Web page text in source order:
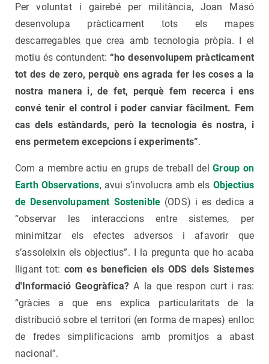
Per voluntat i gairebé per militància, Joan Masó
desenvolupa pràcticament tots els mapes
descarregables que crea amb tecnologia pròpia. I el
motiu és contundent:“ho desenvolupem pràcticament
tot des de zero, perquè ens agrada fer les coses a la
nostra manera i, de fet, perquè fem recerca i ens
convé tenir el control i poder canviar fàcilment. Fem
cas dels estàndards, però la tecnologia és nostra, i
ens permetem excepcions i experiments”.
Com a membre actiu en grups de treball delGroup on
Earth Observations, avui s’involucra amb els Objectius
de Desenvolupament Sostenible (ODS) i es dedica a
“observar les interaccions entre sistemes, per
minimitzar els efectes adversos i afavorir que
s’assoleixin els objectius”. I la pregunta que ho acaba
lligant tot: com es beneficien els ODS dels Sistemes
d'Informació Geogràfica?A la que respon curt i ras:
“gràcies a que ens explica particularitats de la
distribució sobre el territori (en forma de mapes) enlloc
de fredes simplificacions amb promitjos a abast
nacional”.